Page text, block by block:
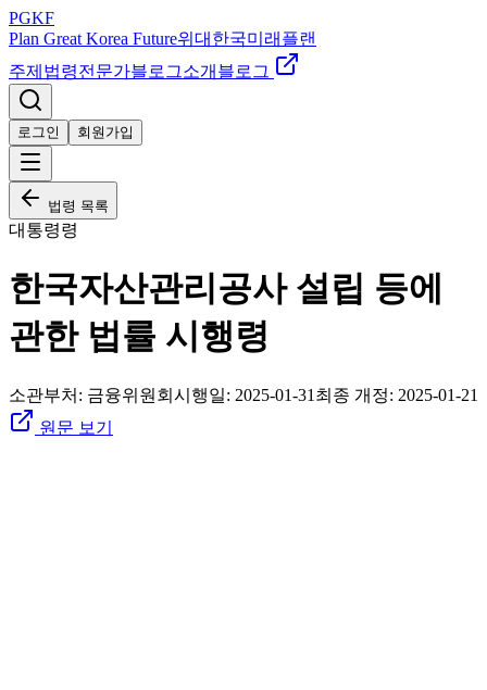
PGKF
Plan Great Korea Future위대한국미래플랜
주제 법령전문가블로그소개 블로그
로그인 회원가입
법령 목록
대통령령
한국자산관리공사 설립 등에
관한 법률 시행령
소관부처: 금융위원회 시행일: 2025-01-31 최종 개정: 2025-01-21
원문 보기